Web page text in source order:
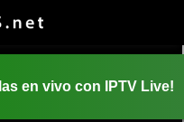
en vivo con IPTV Live!